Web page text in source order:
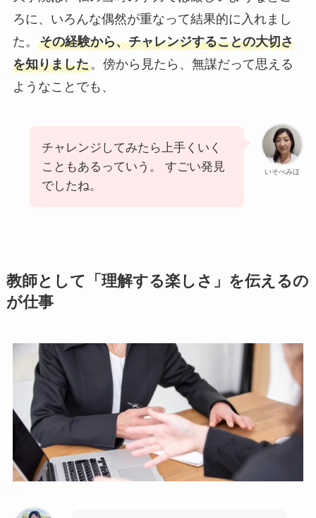
ろに、いろんな偶然が重なって結果的に入れまし
た。 その経験から、チャレンジすることの大切さ
を知りました。傍から見たら、無謀だって思える
ようなことでも、
いそべみほ
チャレンジしてみたら上手くいく
こともあるっていう。 すごい発見
でしたね。
教師として「理解する楽しさ」を伝えるの
が仕事